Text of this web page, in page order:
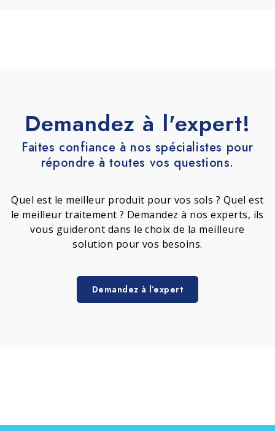
Demandez à l'expert!
Faites confiance à nos spécialistes pour
répondre à toutes vos questions.
Quel est le meilleur produit pour vos sols ? Quel est
le meilleur traitement ? Demandez à nos experts, ils
vous guideront dans le choix de la meilleure
solution pour vos besoins.
Demandez à l’expert